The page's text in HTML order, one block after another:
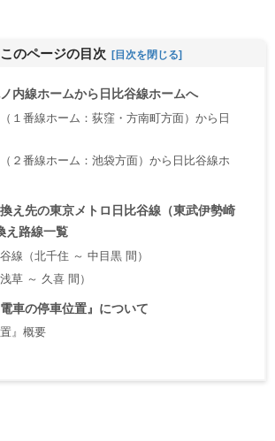
このページの目次
内線ホームから日比谷線ホームへ
１番線ホーム：荻窪・方南町方面）から日
２番線ホーム：池袋方面）から日比谷線ホ
換え先の東京メトロ日比谷線（東武伊勢崎
え路線一覧
線（北千住 ～ 中目黒 間）
草 ～ 久喜 間）
電車の停車位置』について
』概要